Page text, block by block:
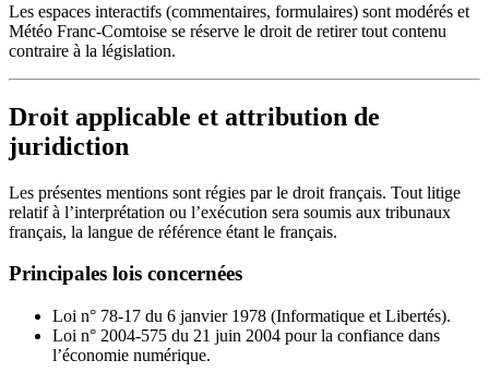
Les espaces interactifs (commentaires, formulaires) sont modérés et
Météo Franc-Comtoise se réserve le droit de retirer tout contenu
contraire à la législation.
Droit applicable et attribution de
juridiction
Les présentes mentions sont régies par le droit français. Tout litige
relatif à l’interprétation ou l’exécution sera soumis aux tribunaux
français, la langue de référence étant le français.
Principales lois concernées
Loi n° 78-17 du 6 janvier 1978 (Informatique et Libertés).
Loi n° 2004-575 du 21 juin 2004 pour la confiance dans
l’économie numérique.